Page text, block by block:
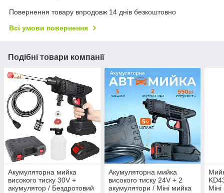
Повернення товару впродовж 14 днів безкоштовно
Всі умови повернення
Подібні товари компанії
Акумуляторна мийка
високого тиску 30V +
акумулятор / Бездротовий
Акумуляторна мийка
високого тиску 24V + 2
акумулятори / Міні мийка